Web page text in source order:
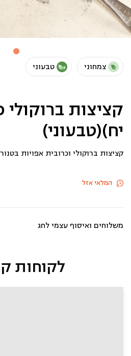
צמחוני טבעוני
יח)(טבעוני)
קציצות ברוקולי וכרובית אפויות
המלאי אזל
משלוחים ואיסוף עצמי לחג
לקוחות